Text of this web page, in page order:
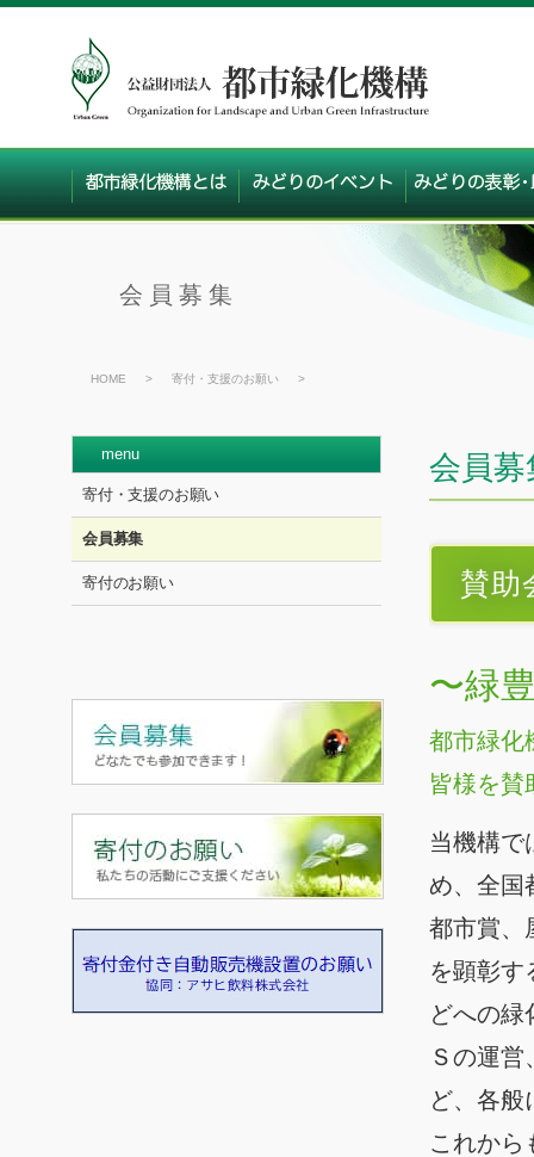
会員募集
HOME > 寄付・支援のお願い >
会員募
賛助
〜緑
都市緑化
皆様を賛
当機構で
め、全国
都市賞、
を顕彰す
どへの
Ｓの運
ど、各般
これから
menu
寄付・支援のお願い
会員募集
寄付のお願い